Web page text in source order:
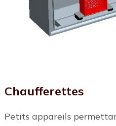
Chaufferettes
Petits appareils